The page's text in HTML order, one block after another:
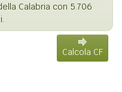
Calabria con 5.706
Calcola CF